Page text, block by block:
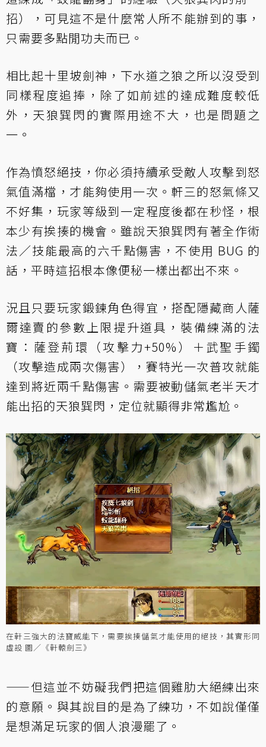
招），可見這不是什麼常人所不能辦到的事，
只需要多點閒功夫而已。
相比起十里坡劍神，下水道之狼之所以沒受到
同樣程度追捧，除了如前述的達成難度較低
外，天狼巽閃的實際用途不大，也是問題之
一。
作為憤怒絕技，你必須持續承受敵人攻擊到怒
氣值滿檔，才能夠使用一次。軒三的怒氣條又
不好集，玩家等級到一定程度後都在秒怪，根
本少有挨揍的機會。雖說天狼巽閃有著全作術
法／技能最高的六千點傷害，不使用 BUG 的
話，平時這招根本像便秘一樣出都出不來。
況且只要玩家鍛鍊角色得宜，搭配隱藏商人薩
爾達賣的參數上限提升道具，裝備練滿的法
寶：薩登荊環（攻擊力+50%）＋武聖手鐲
（攻擊造成兩次傷害），賽特光一次普攻就能
達到將近兩千點傷害。需要被動儲氣老半天才
能出招的天狼巽閃，定位就顯得非常尷尬。
在軒三強大的法寶威能下，需要挨揍儲氣才能使用的絕技，其實形同
虛設 圖／《軒轅劍三》
——但這並不妨礙我們把這個雞肋大絕練出來
的意願。與其說目的是為了練功，不如說僅僅
是想滿足玩家的個人浪漫罷了。